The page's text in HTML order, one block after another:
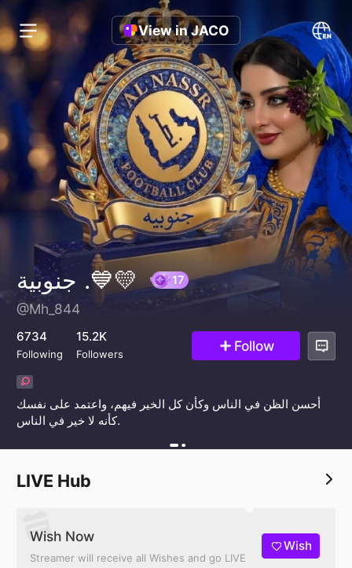
View in JACO
جنوبية .💙💛
@Mh_844
6734
Following
15.2K
Followers Follow
أحسن الظن في الناس وكأن كل الخير فيهم، واعتمد على نفسك
كأنه لا خير في الناس.
LIVE Hub
Wish Now
Streamer will receive all Wishes and go LIVE
Wish